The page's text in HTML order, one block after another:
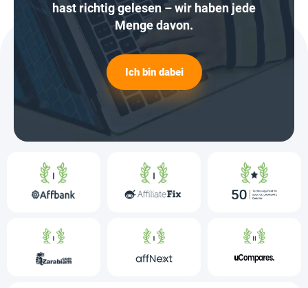
hast richtig gelesen – wir haben jede
Menge davon.
Ich bin dabei